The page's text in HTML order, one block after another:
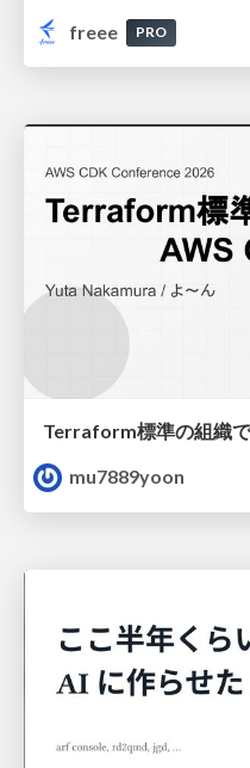
freee
PRO
Terraform標準の組織
mu7889yoon